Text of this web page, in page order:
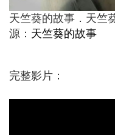
天竺葵的故事．天竺
源： 天竺葵的故事
完整影片：